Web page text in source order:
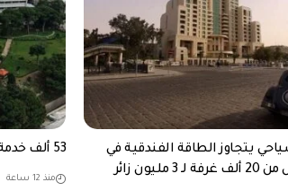
يتجاوز الطاقة الفندقية في
مليون زائر
53 ألف خدمة بحرية في سوريا منذ بداية 2026
منذ 12 ساعة